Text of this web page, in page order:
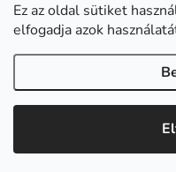
Ez az oldal sütiket
elfogadja azok
Earplugs.cz
Earplugs.at